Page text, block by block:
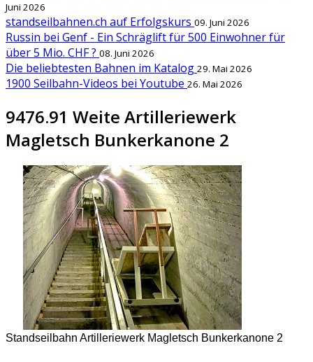
Juni 2026
standseilbahnen.ch auf Erfolgskurs 09. Juni 2026
Russin bei Genf - Ein Schräglift für 500 Einwohner für
über 5 Mio. CHF ? 08. Juni 2026
Die beliebtesten Bahnen im Katalog 29. Mai 2026
1900 Seilbahn-Videos bei Youtube 26. Mai 2026
9476.91 Weite Artilleriewerk
Magletsch Bunkerkanone 2
Standseilbahn Artilleriewerk Magletsch Bunkerkanone 2